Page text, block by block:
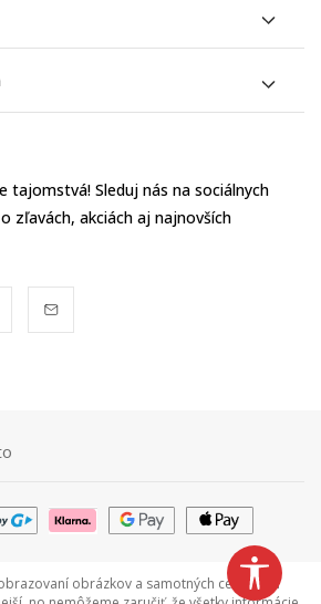
tajomstvá! Sleduj nás na sociálnych
zľavách, akciách aj najnovších
obrázkov a samotných cenách sa